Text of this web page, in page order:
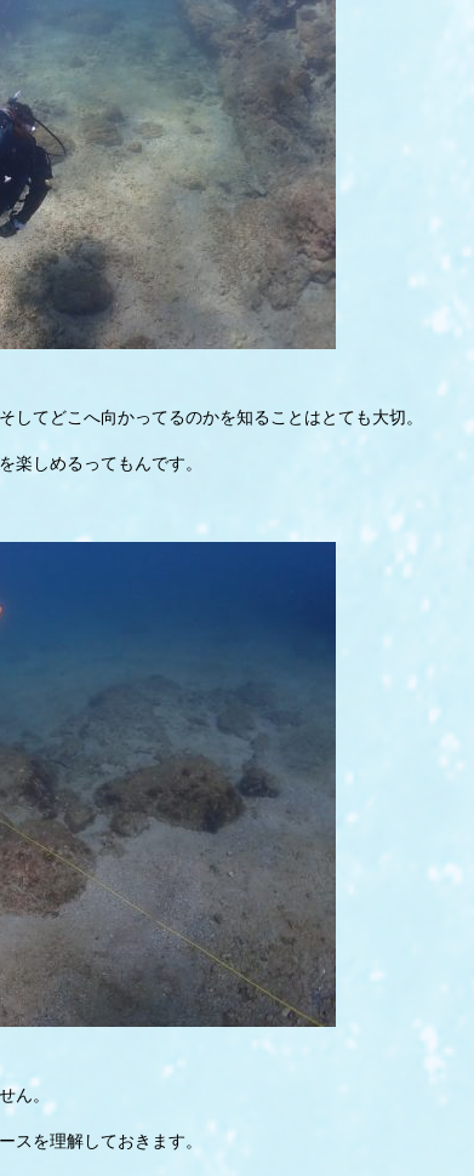
てどこへ向かってるのかを知ることはとても大切。
楽しめるってもんです。
ん。
スを理解しておきます。